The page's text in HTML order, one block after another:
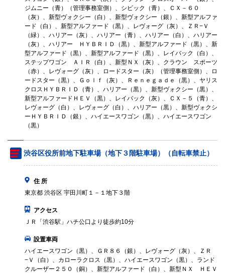
ジムニー（青）（管理事務室側）、シビック（青）、ＣＸ－６０
（灰）、新型ヴォクシー（白）、新型ヴォクシー（銀）、新型アルファ
ード（白）、新型アルファード（黒）、レヴォーグ（灰）、ＺＲ−Ｖ
（緑）、ハリアー（灰）、ハリアー（青）、ハリアー（白）、ハリアー
（灰）、ハリアー ＨＹＢＲＩＤ（黒）、新型アルファード（黒）、新
型アルファード（黒）、新型アルファード（黒）、レイバック（白）、
ステップワゴン ＡＩＲ（白）、新型ＮＸ（灰）、クラウン スポーツ
（赤）、レヴォーグ（灰）、ロードスター（灰）（管理事務室側）、ロ
ードスター（黒）、Ｇｏｌｆ（灰）、Ｒｅｎｅｇａｄｅ（黒）、ヤリス
クロスＨＹＢＲＩＤ（青）、ハリアー（黒）、新型ヴォクシー（黒）、
新型アルファードＨＥＶ（黒）、レイバック（灰）、ＣＸ－５（青）、
レヴォーグ（白）、レヴォーグ（白）、ハリアー（黒）、新型ヴォクシ
ーＨＹＢＲＩＤ（銀）、ハイエースワゴン（黒）、ハイエースワゴン
（黒）
渋谷区役所前地下駐車場（地下３階駐車場）（自転車禁止）
住 所
東京都 渋谷区 宇田川町１－１地下３階
アクセス
ＪＲ「渋谷駅」ハチ公口より徒歩約10分
設置車両
ハイエースワゴン（黒）、ＧＲ８６（銀）、レヴォーグ（灰）、ＺＲ
−Ｖ（白）、カローラクロス（黒）、ハイエースワゴン（黒）、ランド
クルーザー２５０（銅）、新型アルファード（白）、新型ＮＸ ＨＥＶ